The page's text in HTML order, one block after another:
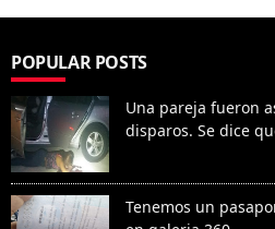
POPULAR POSTS
Una pareja fueron
disparos. Se dice
Tenemos un